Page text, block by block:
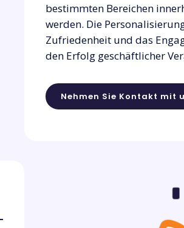
bestimmten Bereichen
werden. Die
Zufriedenheit und das
den Erfolg geschäftlicher
Nehmen Sie Kontakt mit